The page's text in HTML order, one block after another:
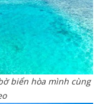
biển hòa mình cùng